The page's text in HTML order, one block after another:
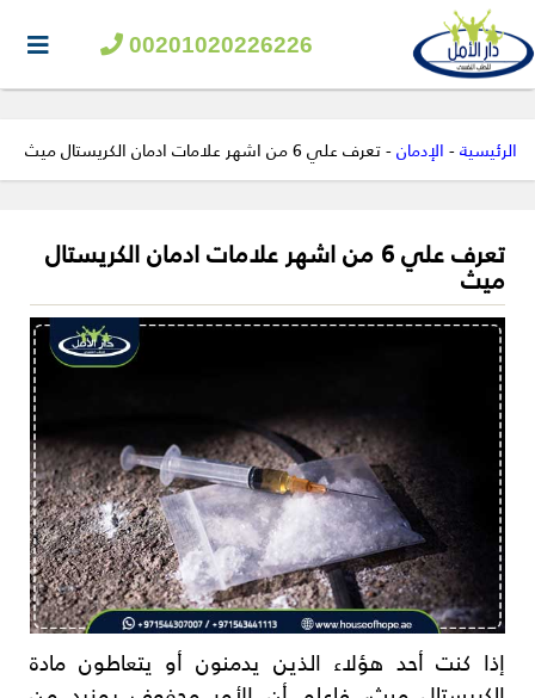
00201020226226
الرئيسية-الإدمان-تعرف علي 6 من اشهر علامات ادمان الكريستال ميث
تعرف علي 6 من اشهر علامات ادمان الكريستال
ميث
إذا كنت أحد هؤلاء الذين يدمنون أو يتعاطون مادة